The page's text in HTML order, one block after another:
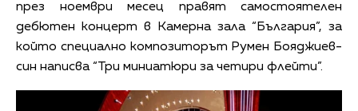
през ноември месец правят самостоятелен
дебютен концерт в Камерна зала “България”, за
който специално композиторът Румен Бояджиев-
син написва “Три миниатюри за четири флейти”.